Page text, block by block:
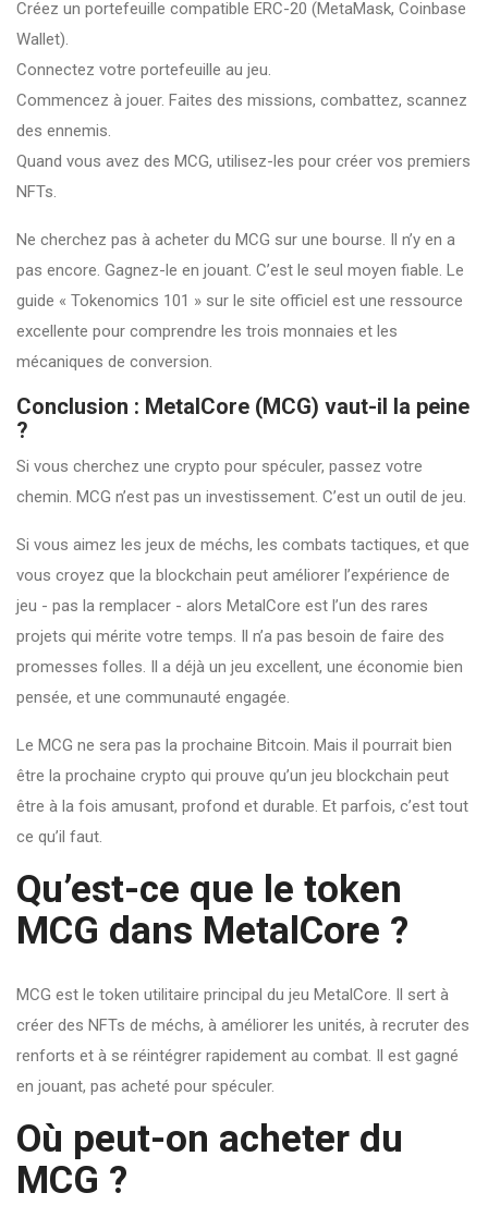
Créez un portefeuille compatible ERC-20 (MetaMask, Coinbase
Wallet).
Connectez votre portefeuille au jeu.
Commencez à jouer. Faites des missions, combattez, scannez
des ennemis.
Quand vous avez des MCG, utilisez-les pour créer vos premiers
NFTs.
Ne cherchez pas à acheter du MCG sur une bourse. Il n’y en a
pas encore. Gagnez-le en jouant. C’est le seul moyen fiable. Le
guide « Tokenomics 101 » sur le site officiel est une ressource
excellente pour comprendre les trois monnaies et les
mécaniques de conversion.
Conclusion : MetalCore (MCG) vaut-il la peine
?
Si vous cherchez une crypto pour spéculer, passez votre
chemin. MCG n’est pas un investissement. C’est un outil de jeu.
Si vous aimez les jeux de méchs, les combats tactiques, et que
vous croyez que la blockchain peut améliorer l’expérience de
jeu - pas la remplacer - alors MetalCore est l’un des rares
projets qui mérite votre temps. Il n’a pas besoin de faire des
promesses folles. Il a déjà un jeu excellent, une économie bien
pensée, et une communauté engagée.
Le MCG ne sera pas la prochaine Bitcoin. Mais il pourrait bien
être la prochaine crypto qui prouve qu’un jeu blockchain peut
être à la fois amusant, profond et durable. Et parfois, c’est tout
ce qu’il faut.
Qu’est-ce que le token
MCG dans MetalCore ?
MCG est le token utilitaire principal du jeu MetalCore. Il sert à
créer des NFTs de méchs, à améliorer les unités, à recruter des
renforts et à se réintégrer rapidement au combat. Il est gagné
en jouant, pas acheté pour spéculer.
Où peut-on acheter du
MCG ?